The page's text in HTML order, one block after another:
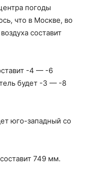
погоды
что в Москве, во
составит
-4 — -6
будет -3 — -8
юго-западный со
749 мм.